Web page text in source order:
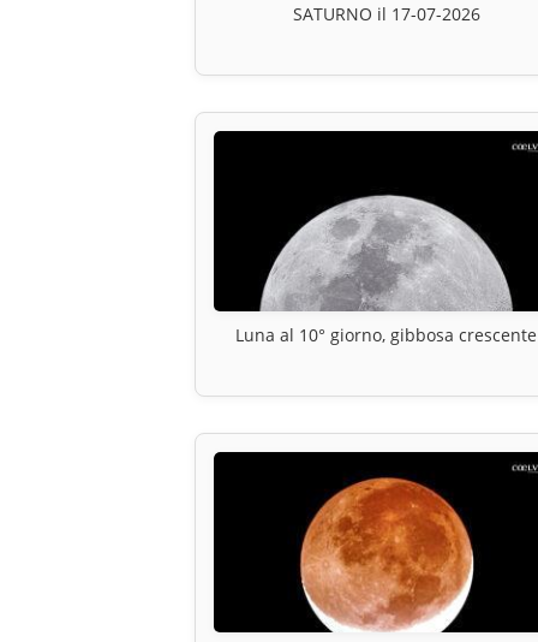
SATURNO il 17-07-2026
Luna al 10° giorno, gibbosa crescente